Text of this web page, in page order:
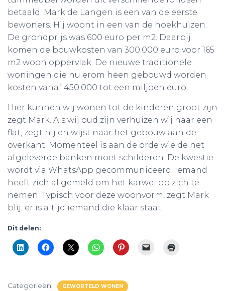
betaald. Mark de Langen is een van de eerste
bewoners. Hij woont in een van de hoekhuizen.
De grondprijs was 600 euro per m2. Daarbij
komen de bouwkosten van 300.000 euro voor 165
m2 woon oppervlak. De nieuwe traditionele
woningen die nu erom heen gebouwd worden
kosten vanaf 450.000 tot een miljoen euro.
Hier kunnen wij wonen tot de kinderen groot zijn
zegt Mark. Als wij oud zijn verhuizen wij naar een
flat, zegt hij en wijst naar het gebouw aan de
overkant. Momenteel is aan de orde wie de net
afgeleverde banken moet schilderen. De kwestie
wordt via WhatsApp gecommuniceerd. Iemand
heeft zich al gemeld om het karwei op zich te
nemen. Typisch voor deze woonvorm, zegt Mark
blij: er is altijd iemand die klaar staat.
Dit delen:
Categorieën: GEWORTELD WONEN